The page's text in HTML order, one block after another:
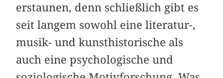
erstaunen, denn schließlich gibt es
seit langem sowohl eine literatur-,
musik- und kunsthistorische als
auch eine psychologische und